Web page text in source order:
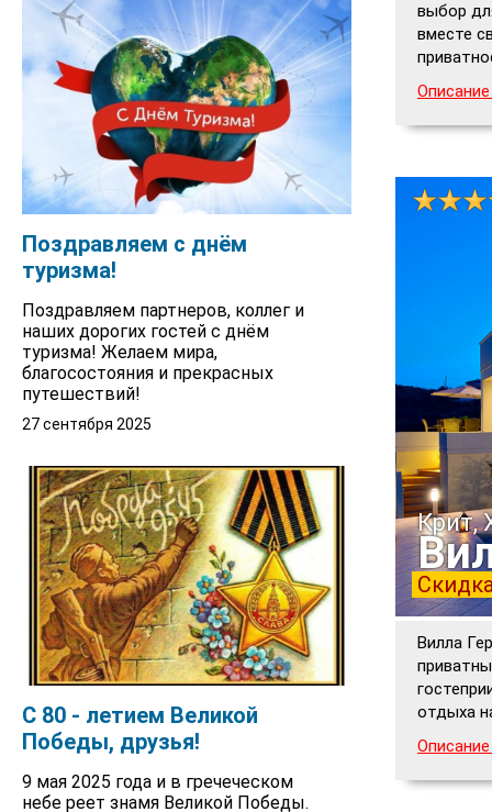
Поздравляем с днём
туризма!
Поздравляем партнеров, коллег и
наших дорогих гостей с днём
туризма! Желаем мира,
благосостояния и прекрасных
путешествий!
27 сентября 2025
С 80 - летием Великой
Победы, друзья!
9 мая 2025 года и в гречеческом
небе реет знамя Великой Победы.
выбор
вместе
Крит,
Вилла
отдыха